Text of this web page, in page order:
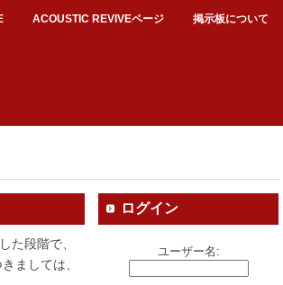
ACOUSTIC REVIVEページ 掲示板について
た段階で、
ましては、
ログイン
ユーザー名: